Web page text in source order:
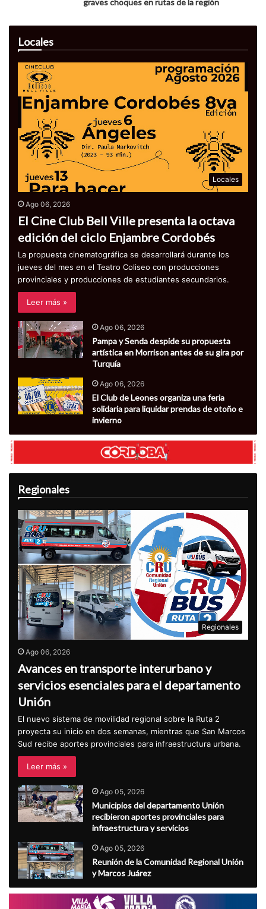
graves choques en rutas de la región
Locales
Locales
Ago 06, 2026
El Cine Club Bell Ville presenta la octava
edición del ciclo Enjambre Cordobés
La propuesta cinematográfica se desarrollará durante los
jueves del mes en el Teatro Coliseo con producciones
provinciales y producciones de estudiantes secundarios.
Leer más »
Ago 06, 2026
Pampa y Senda despide su propuesta
artística en Morrison antes de su gira por
Turquía
Ago 06, 2026
El Club de Leones organiza una feria
solidaria para liquidar prendas de otoño e
invierno
Regionales
Regionales
Ago 06, 2026
Avances en transporte interurbano y
servicios esenciales para el departamento
Unión
El nuevo sistema de movilidad regional sobre la Ruta 2
proyecta su inicio en dos semanas, mientras que San Marcos
Sud recibe aportes provinciales para infraestructura urbana.
Leer más »
Ago 05, 2026
Municipios del departamento Unión
recibieron aportes provinciales para
infraestructura y servicios
Ago 05, 2026
Reunión de la Comunidad Regional Unión
y Marcos Juárez